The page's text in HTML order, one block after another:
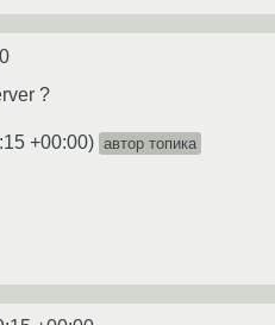
?
+00:00) автор топика